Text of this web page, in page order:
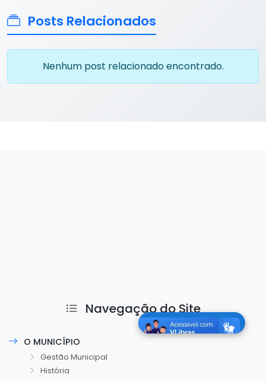
Posts Relacionados
Nenhum post relacionado encontrado.
Navegação do Site
O MUNICÍPIO
Gestão Municipal
História